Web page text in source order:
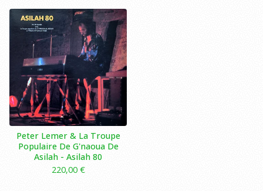
Peter Lemer & La Troupe
Populaire De G'naoua De
Asilah ‎- Asilah 80
220,00 €